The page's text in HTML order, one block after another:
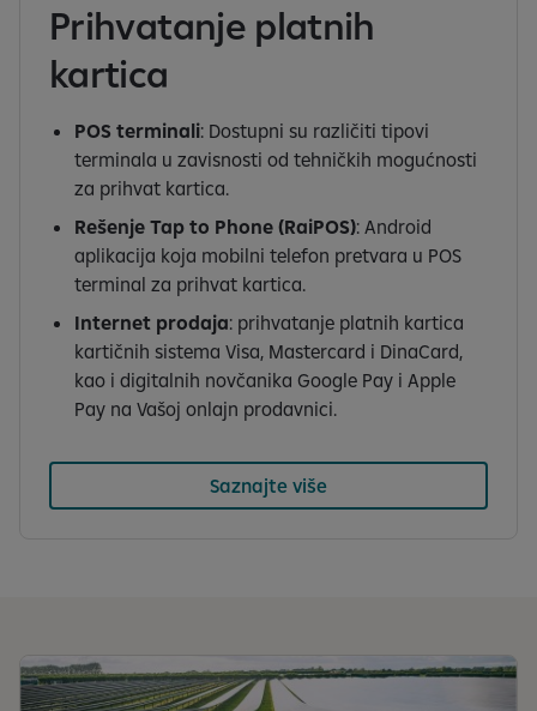
Prihvatanje platnih
kartica
POS terminali: Dostupni su različiti tipovi
terminala u zavisnosti od tehničkih mogućnosti
za prihvat kartica.
Rešenje Tap to Phone (RaiPOS): Android
aplikacija koja mobilni telefon pretvara u POS
terminal za prihvat kartica.
Internet prodaja: prihvatanje platnih kartica
kartičnih sistema Visa, Mastercard i DinaCard,
kao i digitalnih novčanika Google Pay i Apple
Pay na Vašoj onlajn prodavnici.
Saznajte više